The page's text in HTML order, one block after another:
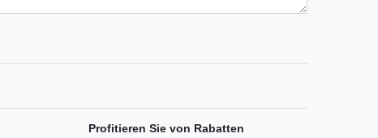
Profitieren Sie von Rabatten